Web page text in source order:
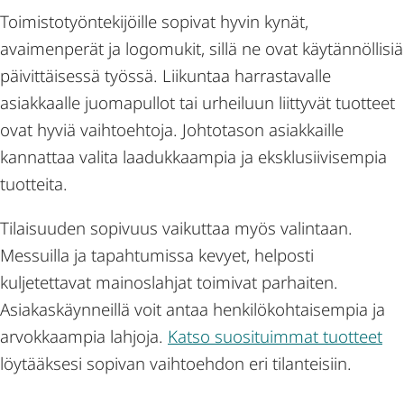
Toimistotyöntekijöille sopivat hyvin kynät,
avaimenperät ja logomukit, sillä ne ovat käytännöllisiä
päivittäisessä työssä. Liikuntaa harrastavalle
asiakkaalle juomapullot tai urheiluun liittyvät tuotteet
ovat hyviä vaihtoehtoja. Johtotason asiakkaille
kannattaa valita laadukkaampia ja eksklusiivisempia
tuotteita.
Tilaisuuden sopivuus vaikuttaa myös valintaan.
Messuilla ja tapahtumissa kevyet, helposti
kuljetettavat mainoslahjat toimivat parhaiten.
Asiakaskäynneillä voit antaa henkilökohtaisempia ja
arvokkaampia lahjoja. Katso suosituimmat tuotteet
löytääksesi sopivan vaihtoehdon eri tilanteisiin.